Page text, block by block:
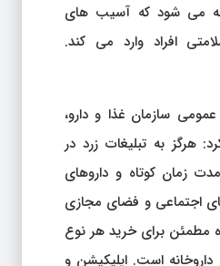
می شود که آسیب های
افراد وارد می کند.
سازمان غذا و دارو،
هرگز به تبلیغات زرد در
زمان کوتاه و داروهای
اجتماعی و فضای مجازی
مطمئن برای خرید هر نوع
است. اپلیکیشن و